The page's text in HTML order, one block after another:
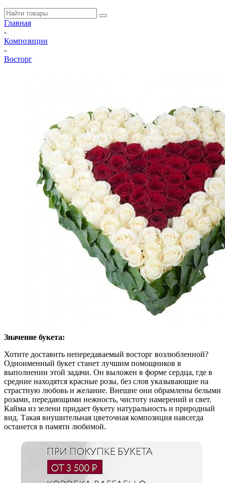
Главная
-
Композиции
-
Восторг
Значение букета:
Хотите доставить непередаваемый восторг возлюбленной?
Одноименный букет станет лучшим помощников в
выполнении этой задачи. Он выложен в форме сердца, где в
средние находятся красные розы, без слов указывающие на
страстную любовь и желание. Внешне они обрамлены белыми
розами, передающими нежность, чистоту намерений и свет.
Кайма из зелени придает букету натуральность и природный
вид. Такая внушительная цветочная композиция навсегда
останется в памяти любимой.